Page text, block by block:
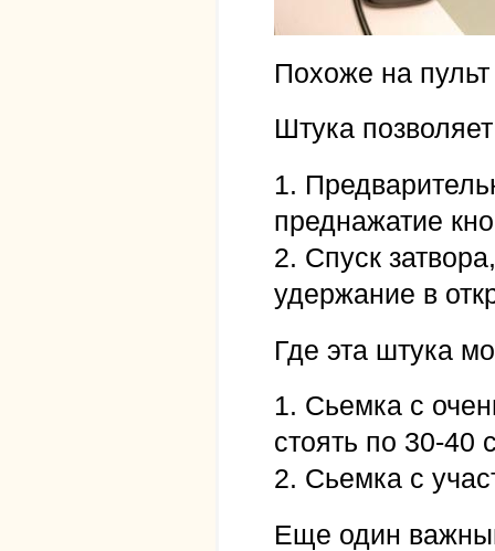
Похоже на
Штука
1.
преднажатие
2. Спуск
удержание в
Где эта штука
1. Сьемка с
стоять по 30-40
2. Сьемка с
Еще один